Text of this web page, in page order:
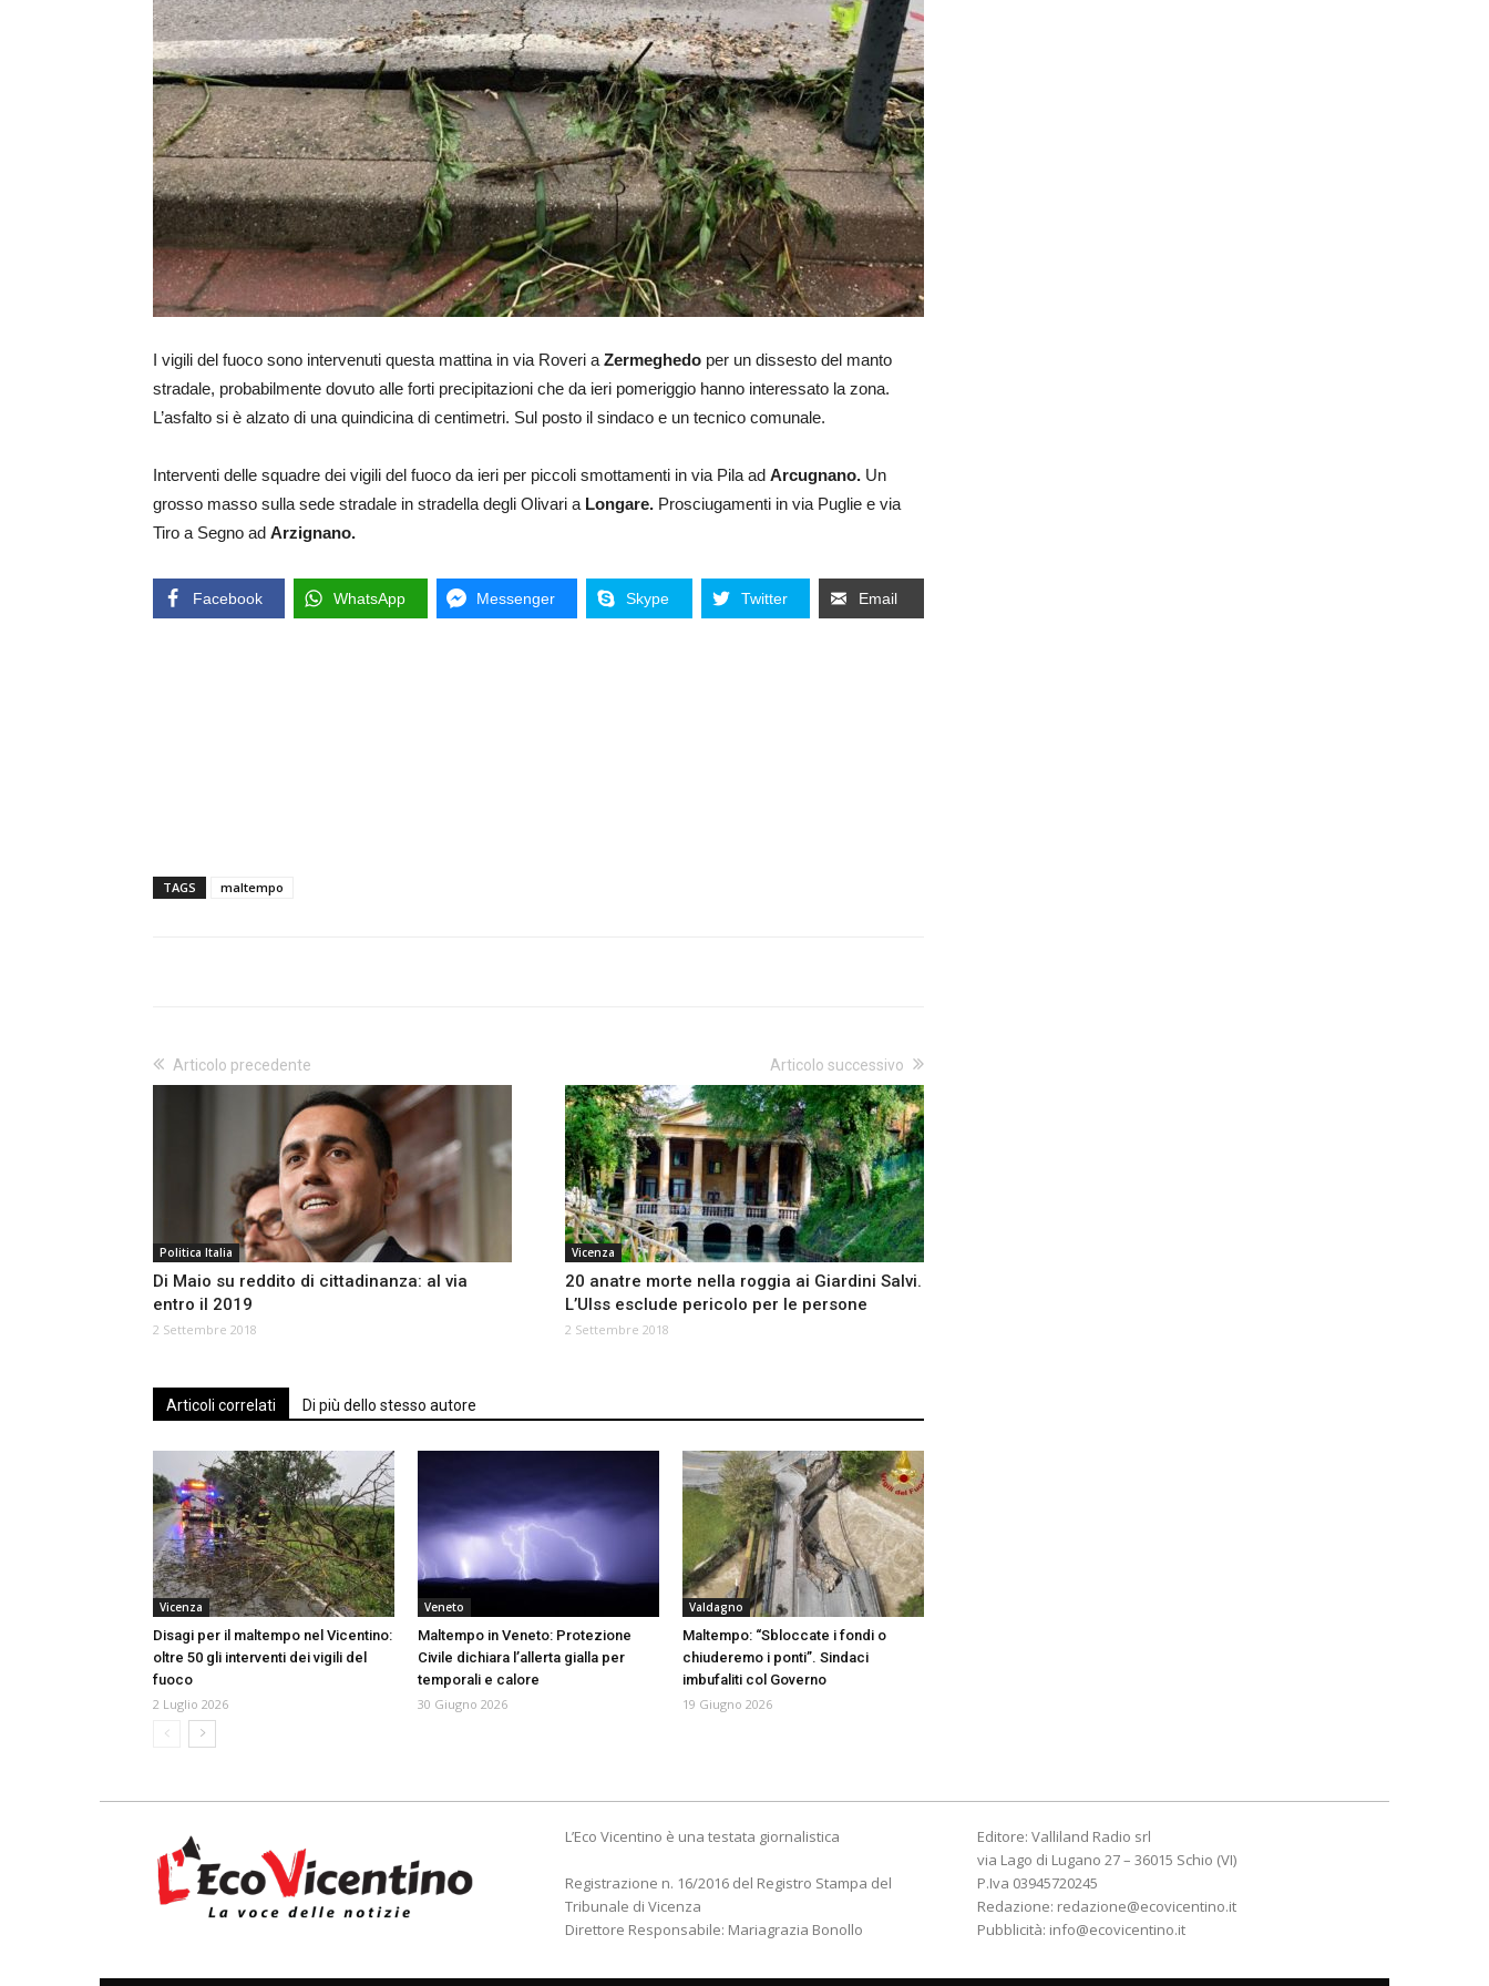
I vigili del fuoco sono intervenuti questa mattina in via Roveri a Zermeghedo per un dissesto del manto
stradale, probabilmente dovuto alle forti precipitazioni che da ieri pomeriggio hanno interessato la zona.
L’asfalto si è alzato di una quindicina di centimetri. Sul posto il sindaco e un tecnico comunale.
Interventi delle squadre dei vigili del fuoco da ieri per piccoli smottamenti in via Pila ad Arcugnano. Un
grosso masso sulla sede stradale in stradella degli Olivari a Longare. Prosciugamenti in via Puglie e via
Tiro a Segno ad Arzignano.
Facebook WhatsApp Messenger Skype Twitter Email
TAGS maltempo
Articolo precedente
Politica Italia
Di Maio su reddito di cittadinanza: al via
entro il 2019
2 Settembre 2018
Articolo successivo
Vicenza
20 anatre morte nella roggia ai Giardini Salvi.
L’Ulss esclude pericolo per le persone
2 Settembre 2018
Articoli correlati Di più dello stesso autore
Vicenza
Disagi per il maltempo nel Vicentino:
oltre 50 gli interventi dei vigili del
fuoco
2 Luglio 2026
Veneto
Maltempo in Veneto: Protezione
Civile dichiara l’allerta gialla per
temporali e calore
30 Giugno 2026
Valdagno
Maltempo: “Sbloccate i fondi o
chiuderemo i ponti”. Sindaci
imbufaliti col Governo
19 Giugno 2026
L’Eco Vicentino è una testata giornalistica
Registrazione n. 16/2016 del Registro Stampa del
Tribunale di Vicenza
Direttore Responsabile: Mariagrazia Bonollo
Editore: Valliland Radio srl
via Lago di Lugano 27 – 36015 Schio (VI)
P.Iva 03945720245
Redazione: redazione@ecovicentino.it
Pubblicità: info@ecovicentino.it